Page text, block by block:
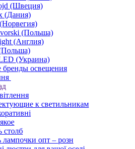
(Швеция)
(Дания)
(Польша)
(Англия)
(Украина)
бренды освещения
к светильникам
столб
лампочки опт – розн